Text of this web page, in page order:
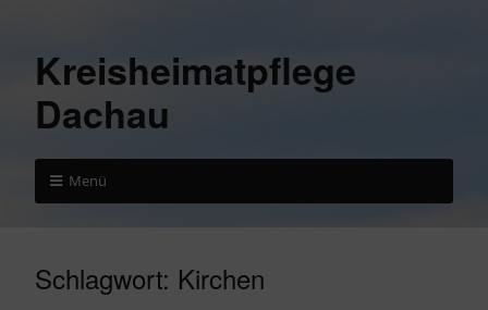
Kreisheimatpflege
Dachau
Menü
Schlagwort: Kirchen